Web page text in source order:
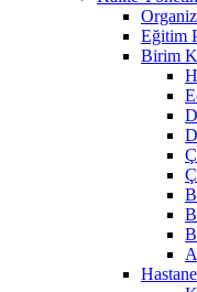
Eğitim
Birim